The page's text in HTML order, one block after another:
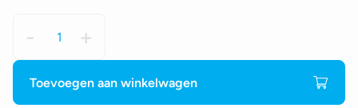
-
Motor
Protective
Cover
+
Toevoegen aan winkelwagen